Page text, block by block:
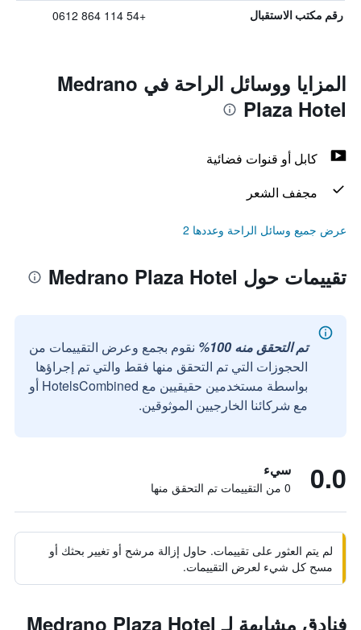
رقم مكتب الاستقبال +54 114 864 0612
المزايا ووسائل الراحة في Medrano
Plaza Hotel
كابل أو قنوات فضائية
مجفف الشعر
عرض جميع وسائل الراحة وعددها 2
تقييمات حول Medrano Plaza Hotel
تم التحقق منه 100%
نقوم بجمع وعرض التقييمات من
الحجوزات التي تم التحقق منها فقط والتي تم إجراؤها
بواسطة مستخدمين حقيقيين مع HotelsCombined أو
مع شركائنا الخارجيين الموثوقين.
0.0 سيء
0 من التقييمات تم التحقق منها
لم يتم العثور على تقييمات. حاول إزالة مرشح أو تغيير بحثك أو
مسح كل شيء لعرض التقييمات.
فنادق مشابهة لـ Medrano Plaza Hotel